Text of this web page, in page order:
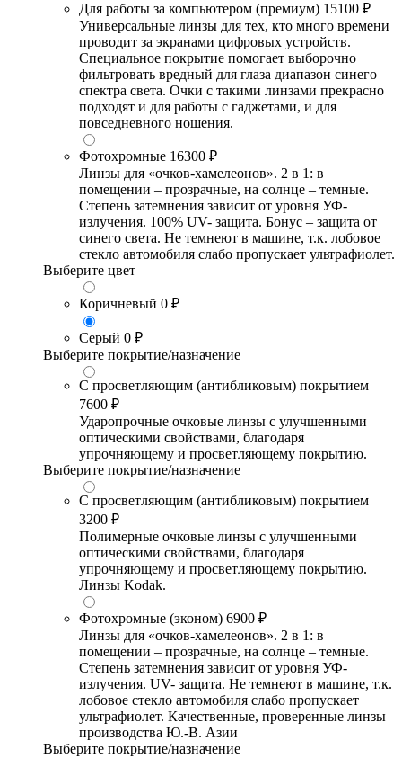
Для работы за компьютером (премиум) 15100 ₽
Универсальные линзы для тех, кто много времени
проводит за экранами цифровых устройств.
Специальное покрытие помогает выборочно
фильтровать вредный для глаза диапазон синего
спектра света. Очки с такими линзами прекрасно
подходят и для работы с гаджетами, и для
повседневного ношения.
Фотохромные 16300 ₽
Линзы для «очков-хамелеонов». 2 в 1: в
помещении – прозрачные, на солнце – темные.
Степень затемнения зависит от уровня УФ-
излучения. 100% UV- защита. Бонус – защита от
синего света. Не темнеют в машине, т.к. лобовое
стекло автомобиля слабо пропускает ультрафиолет.
Выберите цвет
Коричневый 0 ₽
Серый 0 ₽
Выберите покрытие/назначение
С просветляющим (антибликовым) покрытием
7600 ₽
Ударопрочные очковые линзы с улучшенными
оптическими свойствами, благодаря
упрочняющему и просветляющему покрытию.
Выберите покрытие/назначение
С просветляющим (антибликовым) покрытием
3200 ₽
Полимерные очковые линзы с улучшенными
оптическими свойствами, благодаря
упрочняющему и просветляющему покрытию.
Линзы Kodak.
Фотохромные (эконом) 6900 ₽
Линзы для «очков-хамелеонов». 2 в 1: в
помещении – прозрачные, на солнце – темные.
Степень затемнения зависит от уровня УФ-
излучения. UV- защита. Не темнеют в машине, т.к.
лобовое стекло автомобиля слабо пропускает
ультрафиолет. Качественные, проверенные линзы
производства Ю.-В. Азии
Выберите покрытие/назначение